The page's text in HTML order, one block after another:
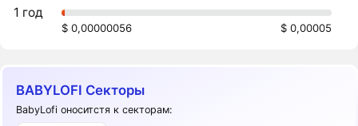
1 год
$ 0,00000056 $ 0,00005
BABYLOFI Секторы
BabyLofi оноситстя к секторам: